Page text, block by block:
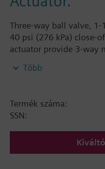
Three-way ball valve,
40 psi (276 kPa) close-
actuator provide 3-way
solutions in convectors,
Több
Termék száma:
SSN: